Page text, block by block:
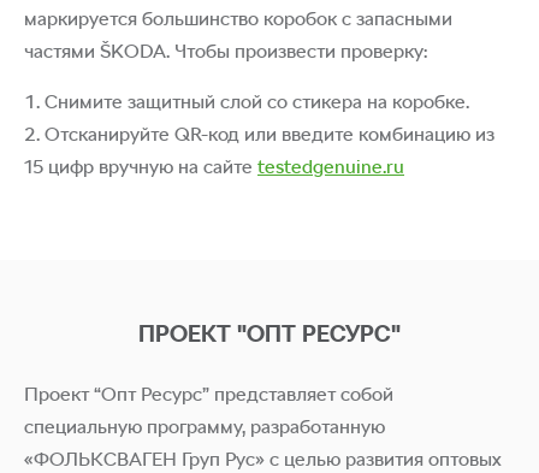
маркируется большинство коробок с запасными
частями ŠKODA. Чтобы произвести проверку:
Снимите защитный слой со стикера на коробке.
Отсканируйте QR-код или введите комбинацию из
15 цифр вручную на сайте testedgenuine.ru
ПРОЕКТ "ОПТ РЕСУРС"
Проект “Опт Ресурс” представляет собой
специальную программу, разработанную
«ФОЛЬКСВАГЕН Груп Рус» с целью развития оптовых